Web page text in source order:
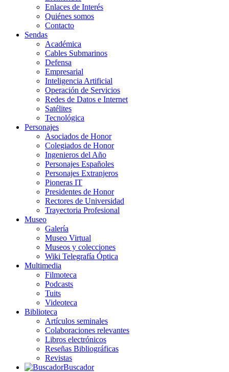
Enlaces de Interés
Quiénes somos
Contacto
Sendas
Académica
Cables Submarinos
Defensa
Empresarial
Inteligencia Artificial
Operación de Servicios
Redes de Datos e Internet
Satélites
Tecnológica
Personajes
Asociados de Honor
Colegiados de Honor
Ingenieros del Año
Personajes Españoles
Personajes Extranjeros
Pioneras IT
Presidentes de Honor
Rectores de Universidad
Trayectoria Profesional
Museo
Galería
Museo Virtual
Museos y colecciones
Wiki Telegrafía Óptica
Multimedia
Filmoteca
Podcasts
Tuits
Videoteca
Biblioteca
Artículos seminales
Colaboraciones relevantes
Libros electrónicos
Reseñas Bibliográficas
Revistas
Buscador